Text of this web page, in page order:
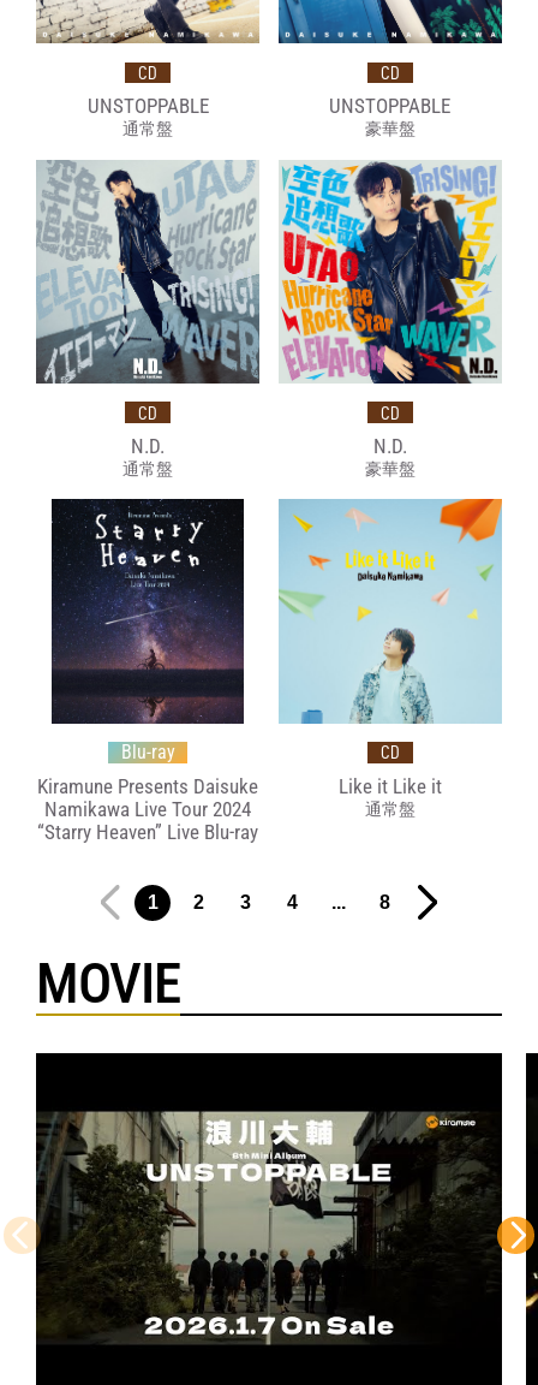
CD
UNSTOPPABLE
通常盤
CD
UNSTOPPABLE
豪華盤
CD
N.D.
通常盤
CD
N.D.
豪華盤
Blu-ray
Kiramune Presents Daisuke
Namikawa Live Tour 2024
“Starry Heaven” Live Blu-ray
CD
Like it Like it
通常盤
1 2 3 4 ... 8
MOVIE